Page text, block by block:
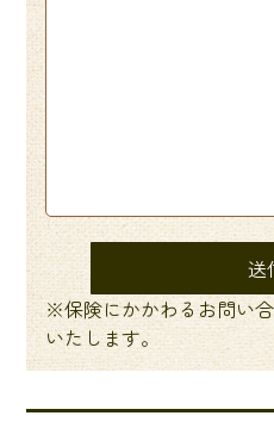
※保険にかかわるお問い
いたします。